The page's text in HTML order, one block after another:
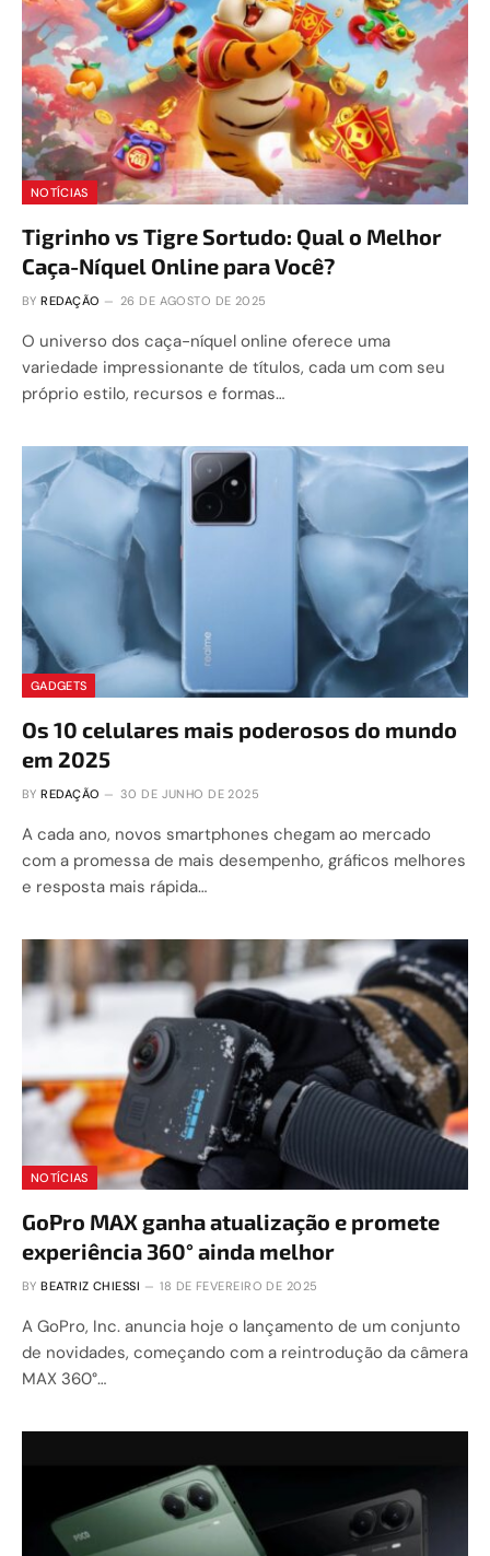
NOTÍCIAS
Tigrinho vs Tigre Sortudo: Qual o Melhor
Caça-Níquel Online para Você?
BY REDAÇÃO 26 DE AGOSTO DE 2025
O universo dos caça-níquel online oferece uma
variedade impressionante de títulos, cada um com seu
próprio estilo, recursos e formas…
GADGETS
Os 10 celulares mais poderosos do mundo
em 2025
BY REDAÇÃO 30 DE JUNHO DE 2025
A cada ano, novos smartphones chegam ao mercado
com a promessa de mais desempenho, gráficos melhores
e resposta mais rápida…
NOTÍCIAS
GoPro MAX ganha atualização e promete
experiência 360° ainda melhor
BY BEATRIZ CHIESSI 18 DE FEVEREIRO DE 2025
A GoPro, Inc. anuncia hoje o lançamento de um conjunto
de novidades, começando com a reintrodução da câmera
MAX 360°…